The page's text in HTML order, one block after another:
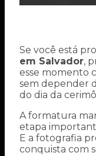
Se você está
em Salvador,
esse momento
sem depender
do dia da
A formatura
etapa
E a fotografia
conquista com